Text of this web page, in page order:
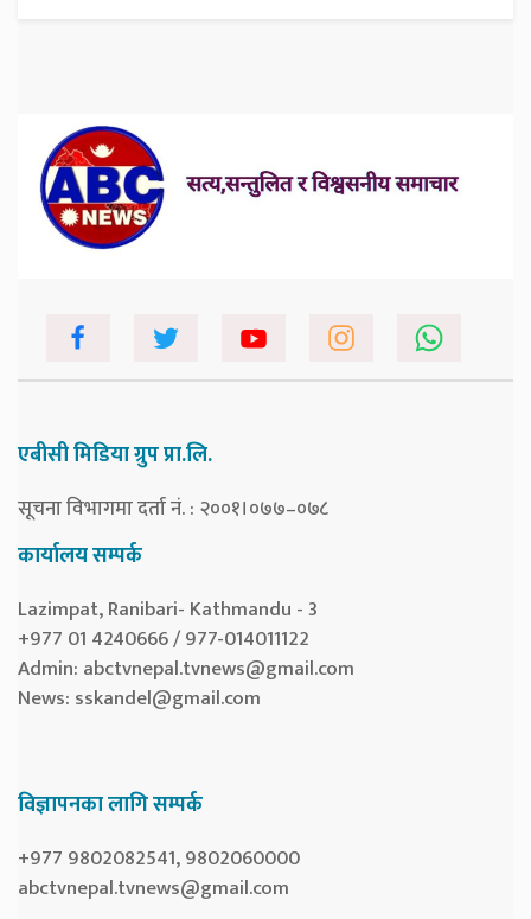
एबीसी मिडिया ग्रुप प्रा.लि.
सूचना विभागमा दर्ता नं. : २००१।०७७–०७८
कार्यालय सम्पर्क
Lazimpat, Ranibari- Kathmandu - 3
+977 01 4240666 / 977-014011122
Admin: abctvnepal.tvnews@gmail.com
News: sskandel@gmail.com
विज्ञापनका लागि सम्पर्क
+977 9802082541, 9802060000
abctvnepal.tvnews@gmail.com